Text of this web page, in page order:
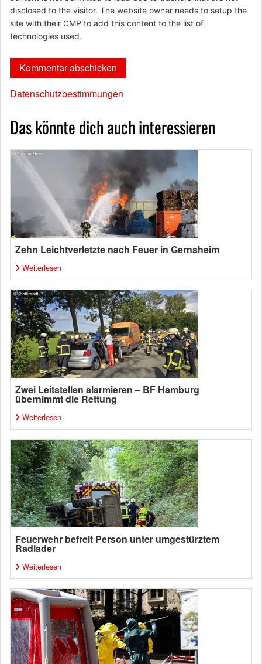
disclosed to the visitor. The website owner needs to setup the
site with their CMP to add this content to the list of
technologies used.
Datenschutzbestimmungen
Das könnte dich auch interessieren
Zehn Leichtverletzte nach Feuer in Gernsheim
Weiterlesen
Zwei Leitstellen alarmieren – BF Hamburg
übernimmt die Rettung
Weiterlesen
Feuerwehr befreit Person unter umgestürztem
Radlader
Weiterlesen